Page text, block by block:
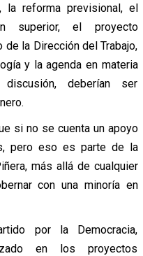
la reforma previsional, el
superior, el proyecto
la Dirección del Trabajo,
y la agenda en materia
deberían ser
si no se cuenta un apoyo
pero eso es parte de la
más allá de cualquier
con una minoría en
por la Democracia,
en los proyectos